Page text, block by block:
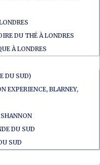
DU THÉ À LONDRES
À LONDRES
DU SUD)
EXPERIENCE, BLARNEY,
DU SUD
SUD